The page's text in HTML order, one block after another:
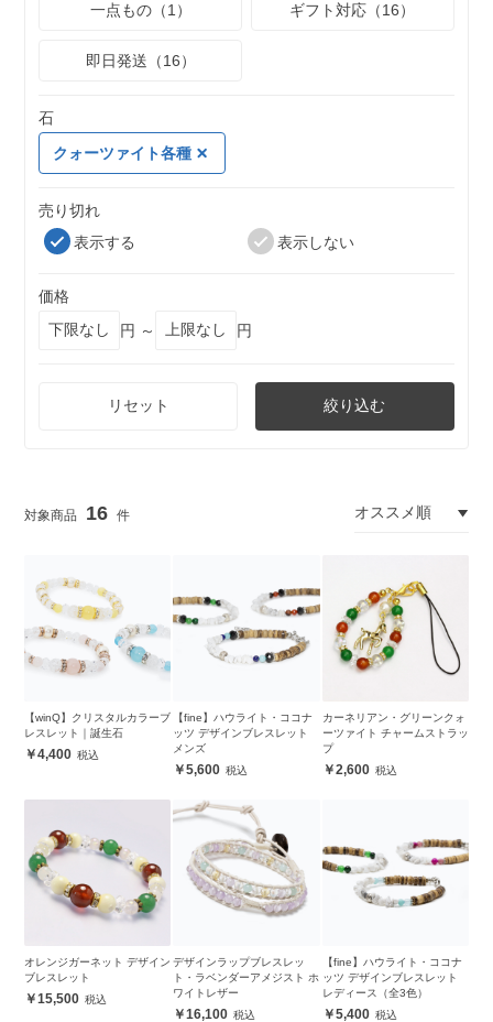
一点もの（1）
ギフト対応（16）
即日発送（16）
石
クォーツァイト各種
売り切れ
表示する
表示しない
価格
円 ～
円
リセット 絞り込む
16
【winQ】クリスタルカラーブ
レスレット｜誕生石
4,400
【fine】ハウライト・ココナ
ッツ デザインブレスレット
メンズ
5,600
カーネリアン・グリーンクォ
ーツァイト チャームストラッ
プ
2,600
オレンジガーネット デザイン
ブレスレット
15,500
デザインラップブレスレッ
ト・ラベンダーアメジスト ホ
ワイトレザー
16,100
【fine】ハウライト・ココナ
ッツ デザインブレスレット
レディース（全3色）
5,400